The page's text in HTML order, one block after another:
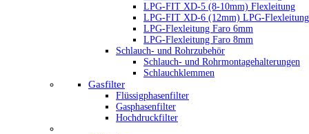
LPG-FIT XD-5 (8-10mm) Flexleitung
LPG-FIT XD-6 (12mm) LPG-Flexleitung
LPG-Flexleitung Faro 6mm
LPG-Flexleitung Faro 8mm
Schlauch- und Rohrzubehör
Schlauch- und Rohrmontagehalterungen
Schlauchklemmen
Gasfilter
Flüssigphasenfilter
Gasphasenfilter
Hochdruckfilter